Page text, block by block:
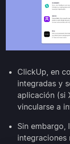
ClickUp, en
integradas y
aplicación (si
vincularse a
Sin embargo,
integraciones